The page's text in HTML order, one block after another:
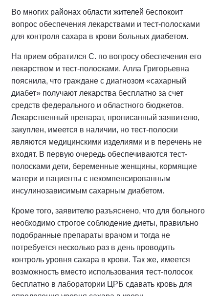
Во многих районах области жителей беспокоит
вопрос обеспечения лекарствами и тест-полосками
для контроля сахара в крови больных диабетом.
На прием обратился С. по вопросу обеспечения его
лекарством и тест-полосками. Алла Григорьевна
пояснила, что граждане с диагнозом «сахарный
диабет» получают лекарства бесплатно за счет
средств федерального и областного бюджетов.
Лекарственный препарат, прописанный заявителю,
закуплен, имеется в наличии, но тест-полоски
являются медицинскими изделиями и в перечень не
входят. В первую очередь обеспечиваются тест-
полосками дети, беременные женщины, кормящие
матери и пациенты с некомпенсированным
инсулинозависимым сахарным диабетом.
Кроме того, заявителю разъяснено, что для больного
необходимо строгое соблюдение диеты, правильно
подобранные препараты врачом и тогда не
потребуется несколько раз в день проводить
контроль уровня сахара в крови. Так же, имеется
возможность вместо использования тест-полосок
бесплатно в лаборатории ЦРБ сдавать кровь для